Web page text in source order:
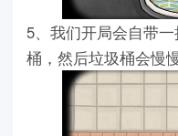
5、我们开局会自带
桶，然后垃圾桶会慢